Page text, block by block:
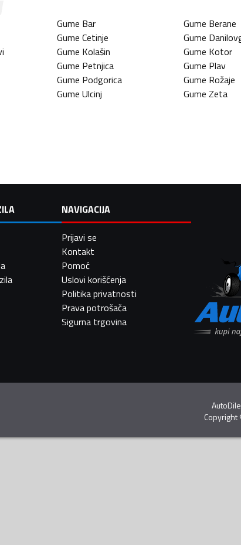
Gume Bar Gume Berane
Gume Cetinje Gume
Gume Kolašin Gume Kotor
Gume Petnjica Gume Plav
Gume Podgorica Gume Rožaje
Gume Ulcinj Gume Zeta
NAVIGACIJA
Prijavi se
Kontakt
Pomoć
Uslovi korišćenja
Politika privatnosti
Prava potrošača
Sigurna trgovina
Copyright